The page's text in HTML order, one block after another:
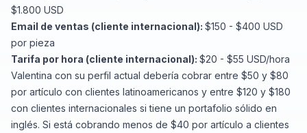
$1.800 USD
Email de ventas (cliente internacional): $150 - $400 USD
por pieza
Tarifa por hora (cliente internacional): $20 - $55 USD/hora
Valentina con su perfil actual debería cobrar entre $50 y $80
por artículo con clientes latinoamericanos y entre $120 y $180
con clientes internacionales si tiene un portafolio sólido en
inglés. Si está cobrando menos de $40 por artículo a clientes